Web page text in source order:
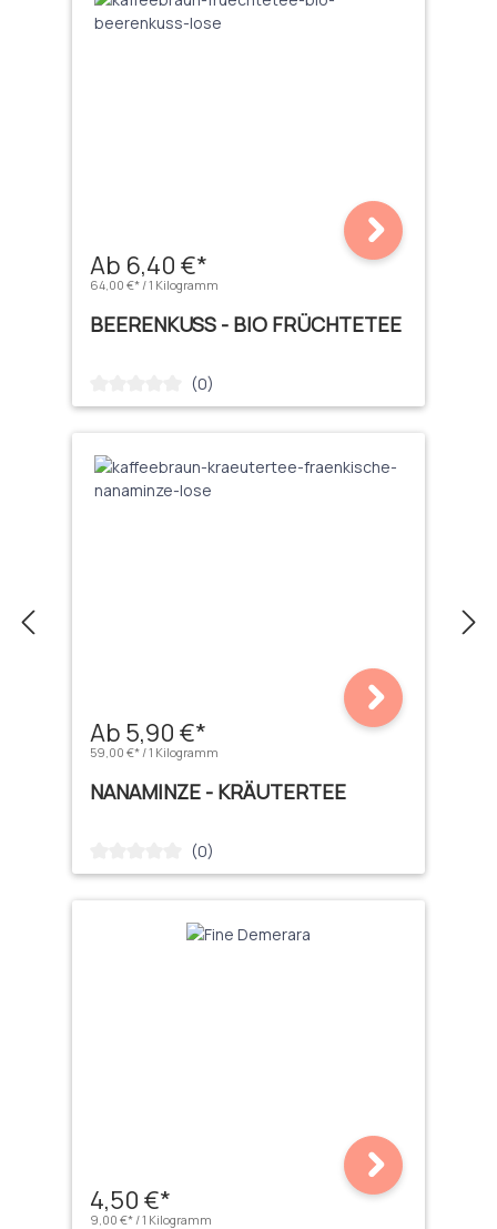
Ab 6,40 €*
64,00 €* / 1 Kilogramm
BEERENKUSS - BIO FRÜCHTETEE
Durchschnittliche Bewertung von 0 von 5 Sternen
(0)
Ab 5,90 €*
59,00 €* / 1 Kilogramm
NANAMINZE - KRÄUTERTEE
Durchschnittliche Bewertung von 0 von 5 Sternen
(0)
4,50 €*
9,00 €* / 1 Kilogramm